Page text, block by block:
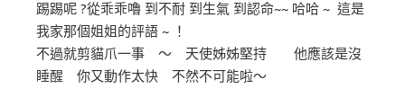
踢踢呢 ?從乖乖嚕 到不耐 到生氣 到認命~~ 哈哈 ~ 這是
我家那個姐姐的評語 ~ ！
不過就剪貓爪一事 ～ 天使姊姊堅持 他應該是沒
睡醒 你又動作太快 不然不可能啦～